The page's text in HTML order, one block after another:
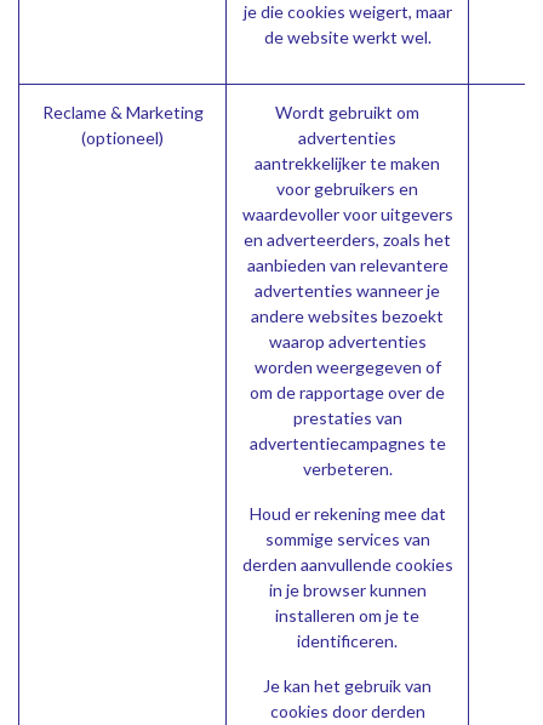
je die cookies weigert, maar
de website werkt wel.
Reclame & Marketing
(optioneel)
Wordt gebruikt om
advertenties
aantrekkelijker te maken
voor gebruikers en
waardevoller voor uitgevers
en adverteerders, zoals het
aanbieden van relevantere
advertenties wanneer je
andere websites bezoekt
waarop advertenties
worden weergegeven of
om de rapportage over de
prestaties van
advertentiecampagnes te
verbeteren.
Houd er rekening mee dat
sommige services van
derden aanvullende cookies
in je browser kunnen
installeren om je te
identificeren.
Je kan het gebruik van
cookies door derden